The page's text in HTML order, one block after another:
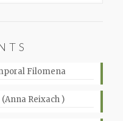
Filomena
Reixach )